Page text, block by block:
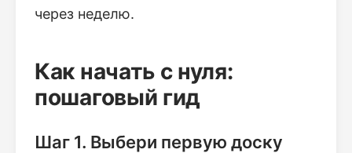
через неделю.
Как начать с нуля:
пошаговый гид
Шаг 1. Выбери первую доску